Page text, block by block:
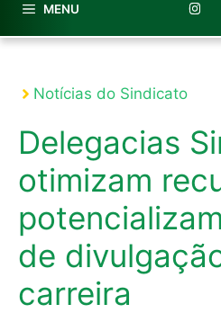
MENU
Notícias do Sindicato
Delegacias
otimizam
de
carreira